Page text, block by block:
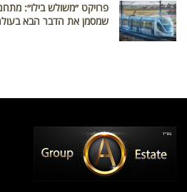
פרויקט ״משולש בילו״:
שמסמן את הדבר הבא